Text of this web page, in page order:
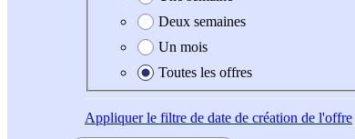
Deux semaines
Un mois
Toutes les offres
Appliquerle filtre de date de création de l'offre